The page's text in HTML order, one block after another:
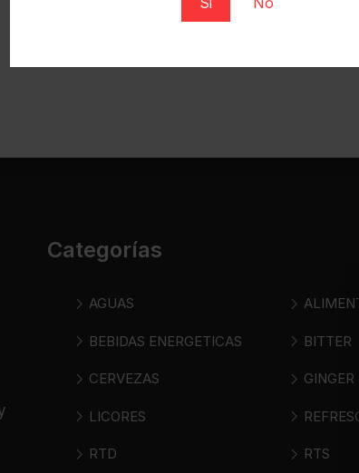
Categorías
AGUAS
BEBIDAS ENERGETICAS BITTER
CERVEZAS GINGER
LICORES
RTD RTS